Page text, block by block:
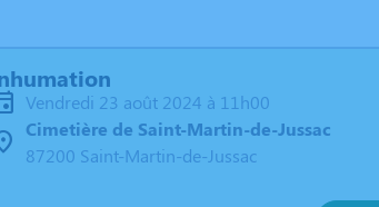
vendredi 23 août 2024 à 11h00
Cimetière de Saint-Martin-de-Jussac
87200 Saint-Martin-de-Jussac